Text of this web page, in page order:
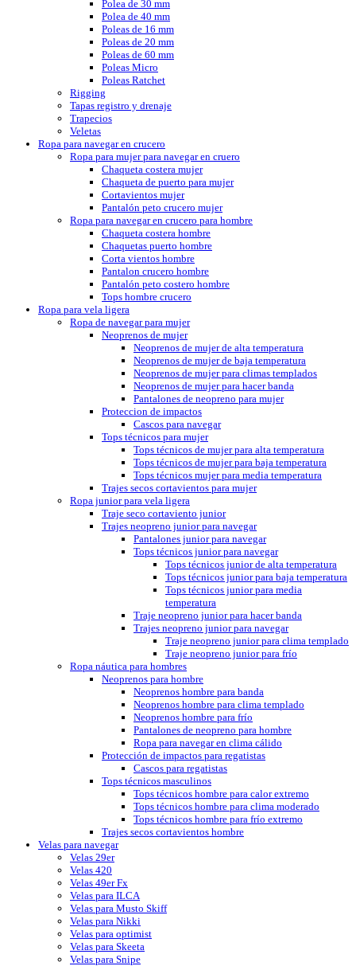
Polea de 30 mm
Polea de 40 mm
Poleas de 16 mm
Poleas de 20 mm
Poleas de 60 mm
Poleas Micro
Poleas Ratchet
Rigging
Tapas registro y drenaje
Trapecios
Veletas
Ropa para navegar en crucero
Ropa para mujer para navegar en cruero
Chaqueta costera mujer
Chaqueta de puerto para mujer
Cortavientos mujer
Pantalón peto crucero mujer
Ropa para navegar en crucero para hombre
Chaqueta costera hombre
Chaquetas puerto hombre
Corta vientos hombre
Pantalon crucero hombre
Pantalón peto costero hombre
Tops hombre crucero
Ropa para vela ligera
Ropa de navegar para mujer
Neoprenos de mujer
Neoprenos de mujer de alta temperatura
Neoprenos de mujer de baja temperatura
Neoprenos de mujer para climas templados
Neoprenos de mujer para hacer banda
Pantalones de neopreno para mujer
Proteccion de impactos
Cascos para navegar
Tops técnicos para mujer
Tops técnicos de mujer para alta temperatura
Tops técnicos de mujer para baja temperatura
Tops técnicos mujer para media temperatura
Trajes secos cortavientos para mujer
Ropa junior para vela ligera
Traje seco cortaviento junior
Trajes neopreno junior para navegar
Pantalones junior para navegar
Tops técnicos junior para navegar
Tops técnicos junior de alta temperatura
Tops técnicos junior para baja temperatura
Tops técnicos junior para media
temperatura
Traje neopreno junior para hacer banda
Trajes neopreno junior para navegar
Traje neopreno junior para clima templado
Traje neopreno junior para frío
Ropa náutica para hombres
Neoprenos para hombre
Neoprenos hombre para banda
Neoprenos hombre para clima templado
Neoprenos hombre para frío
Pantalones de neopreno para hombre
Ropa para navegar en clima cálido
Protección de impactos para regatistas
Cascos para regatistas
Tops técnicos masculinos
Tops técnicos hombre para calor extremo
Tops técnicos hombre para clima moderado
Tops técnicos hombre para frío extremo
Trajes secos cortavientos hombre
Velas para navegar
Velas 29er
Velas 420
Velas 49er Fx
Velas para ILCA
Velas para Musto Skiff
Velas para Nikki
Velas para optimist
Velas para Skeeta
Velas para Snipe